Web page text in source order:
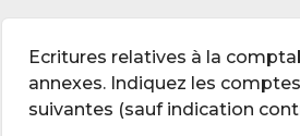
Ecritures relatives à la
annexes. Indiquez les
suivantes (sauf indication